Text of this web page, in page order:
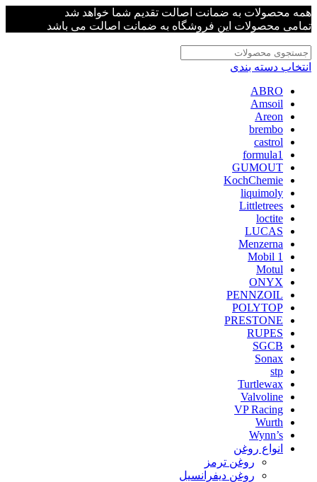
همه محصولات به ضمانت اصالت تقدیم شما خواهد شد
تمامی محصولات این فروشگاه به ضمانت اصالت می باشد
انتخاب دسته بندی
ABRO
Amsoil
Areon
brembo
castrol
formula1
GUMOUT
KochChemie
liquimoly
Littletrees
loctite
LUCAS
Menzerna
Mobil 1
Motul
ONYX
PENNZOIL
POLYTOP
PRESTONE
RUPES
SGCB
Sonax
stp
Turtlewax
Valvoline
VP Racing
Wurth
Wynn’s
انواع روغن
روغن ترمز
روغن دیفرانسیل